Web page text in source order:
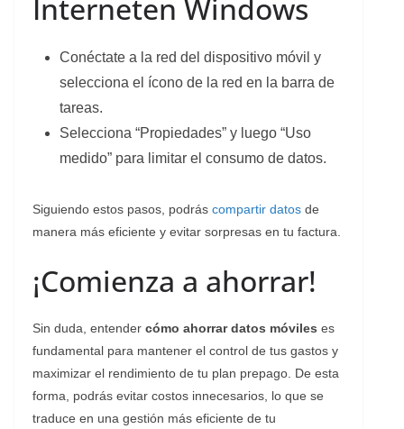
Interneten Windows
Conéctate a la red del dispositivo móvil y
selecciona el ícono de la red en la barra de
tareas.
Selecciona “Propiedades” y luego “Uso
medido” para limitar el consumo de datos.
Siguiendo estos pasos, podrás compartir datos de
manera más eficiente y evitar sorpresas en tu factura.
¡Comienza a ahorrar!
Sin duda, entender cómo ahorrar datos móviles es
fundamental para mantener el control de tus gastos y
maximizar el rendimiento de tu plan prepago. De esta
forma, podrás evitar costos innecesarios, lo que se
traduce en una gestión más eficiente de tu